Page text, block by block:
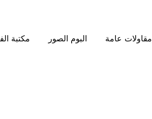
مقاولات عامة البوم الصور مكتبة